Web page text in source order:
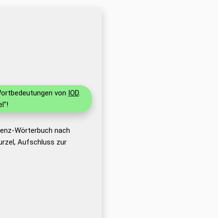
von IOD.
Wörterbuch nach
Aufschluss zur